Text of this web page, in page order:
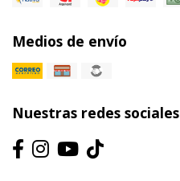
Medios de envío
Nuestras redes sociales